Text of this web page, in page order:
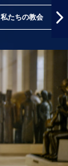
私たちの教会